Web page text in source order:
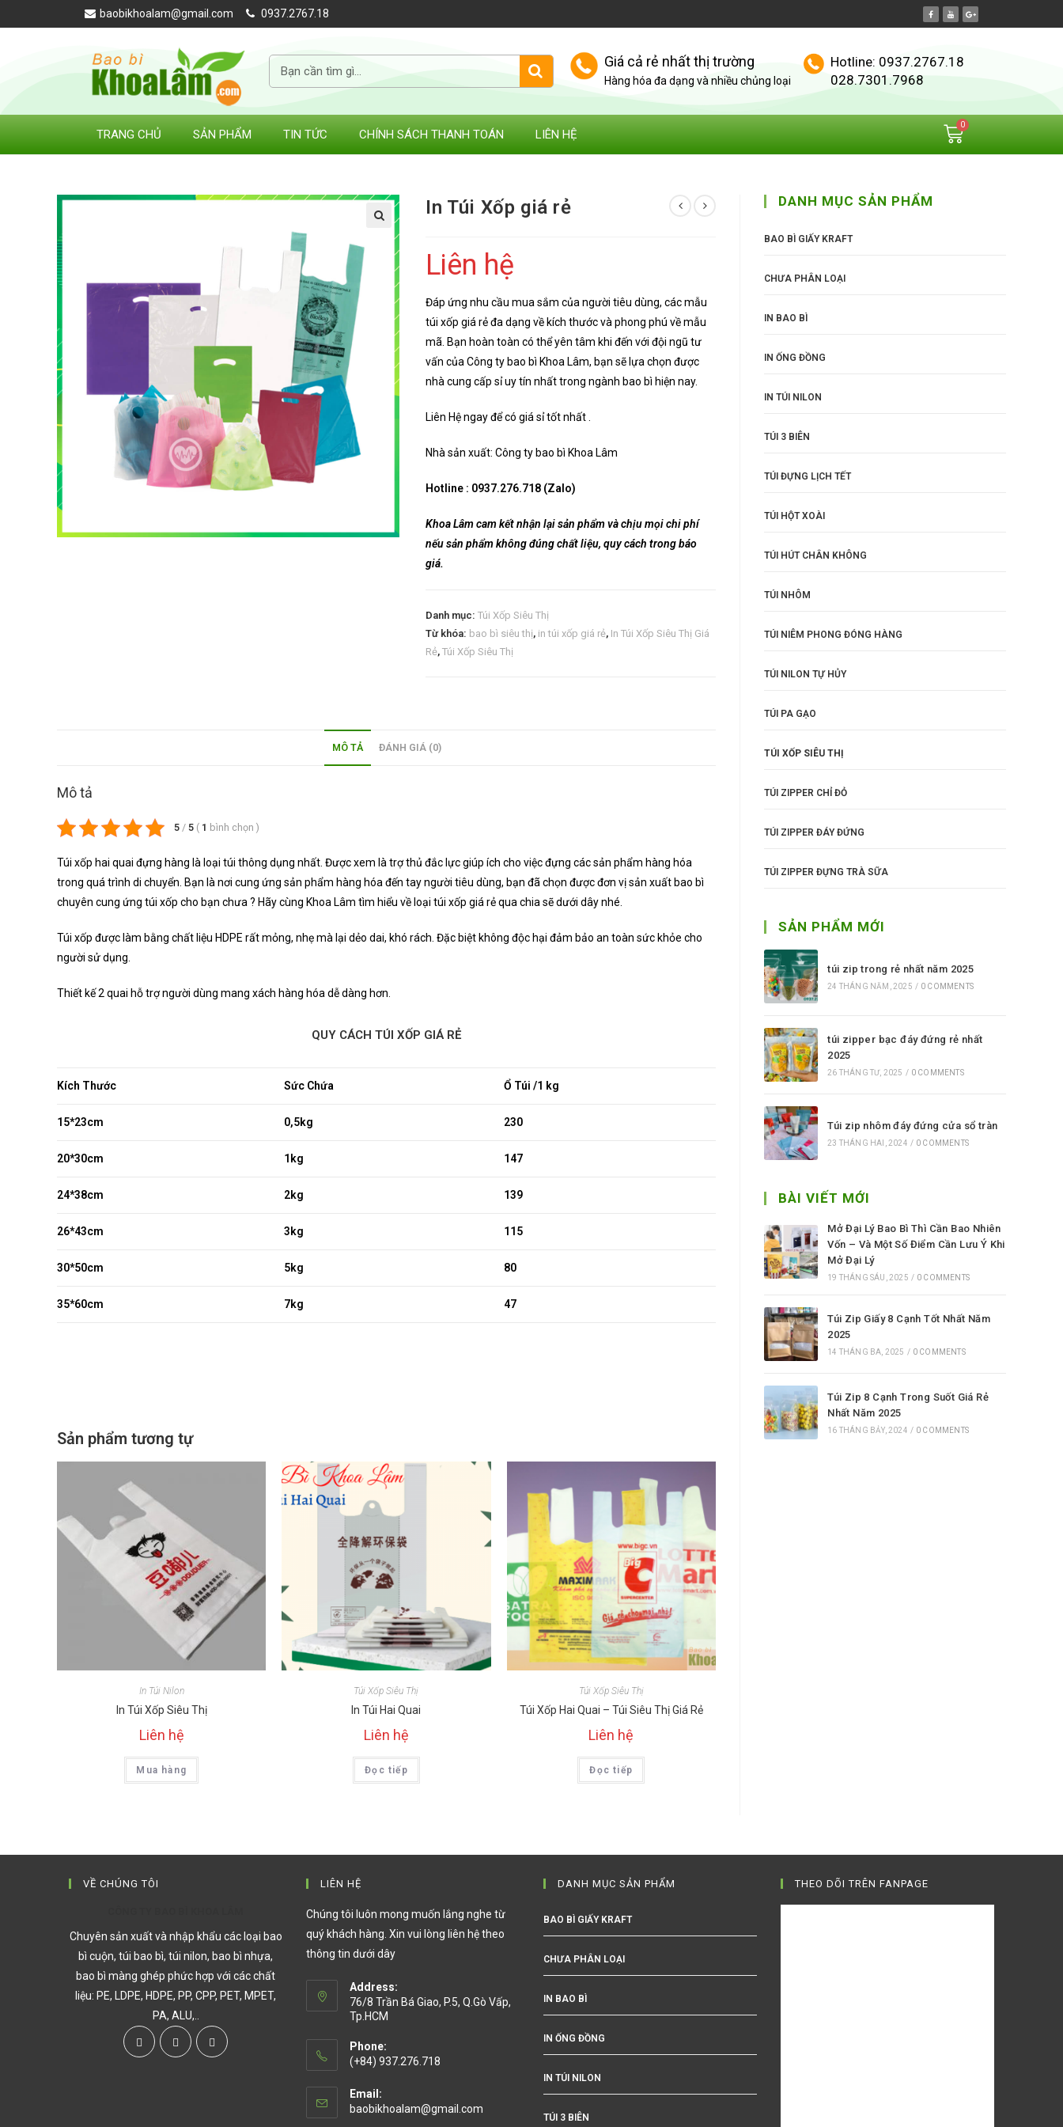
baobikhoalam@gmail.com 0937.2767.18
Giá cả rẻ nhất thị trường
Hàng hóa đa dạng và nhiều chủng loại
Hotline: 0937.2767.18
028.7301.7968
TRANG CHỦ SẢN PHẨM TIN TỨC CHÍNH SÁCH THANH TOÁN LIÊN HỆ
In Túi Xốp giá rẻ
Liên hệ
Đáp ứng nhu cầu mua sắm của người tiêu dùng, các mẫu
túi xốp giá rẻ đa dạng về kích thước và phong phú về mẫu
mã. Bạn hoàn toàn có thể yên tâm khi đến với đội ngũ tư
vấn của Công ty bao bì Khoa Lâm, bạn sẽ lựa chọn được
nhà cung cấp sỉ uy tín nhất trong ngành bao bì hiện nay.
Liên Hệ ngay để có giá sỉ tốt nhất .
Nhà sản xuất: Công ty bao bì Khoa Lâm
Hotline : 0937.276.718 (Zalo)
Khoa Lâm cam kết nhận lại sản phẩm và chịu mọi chi phí
nếu sản phẩm không đúng chất liệu, quy cách trong báo
giá.
Danh mục:Túi Xốp Siêu Thị
Từ khóa: bao bì siêu thị, in túi xốp giá rẻ, In Túi Xốp Siêu Thị Giá
Rẻ,Túi Xốp Siêu Thị
MÔ TẢ ĐÁNH GIÁ (0)
Mô tả
5 / 5 ( 1 bình chọn )
Túi xốp hai quai đựng hàng là loại túi thông dụng nhất. Được xem là trợ thủ đắc lực giúp ích cho việc đựng các sản phẩm hàng hóa
trong quá trình di chuyển. Bạn là nơi cung ứng sản phẩm hàng hóa đến tay người tiêu dùng, bạn đã chọn được đơn vị sản xuất bao bì
chuyên cung ứng túi xốp cho bạn chưa ? Hãy cùng Khoa Lâm tìm hiểu về loại túi xốp giá rẻ qua chia sẽ dưới dây nhé.
Túi xốp được làm bằng chất liệu HDPE rất mỏng, nhẹ mà lại dẻo dai, khó rách. Đặc biệt không độc hại đảm bảo an toàn sức khỏe cho
người sử dụng.
Thiết kế 2 quai hỗ trợ người dùng mang xách hàng hóa dễ dàng hơn.
QUY CÁCH TÚI XỐP GIÁ RẺ
Kích Thước Sức Chứa Ổ Túi /1 kg
15*23cm 0,5kg 230
20*30cm 1kg 147
24*38cm 2kg 139
26*43cm 3kg 115
30*50cm 5kg 80
35*60cm 7kg 47
Sản phẩm tương tự
In Túi Nilon
In Túi Xốp Siêu Thị
Liên hệ
Mua hàng
Túi Xốp Siêu Thị
In Túi Hai Quai
Liên hệ
Đọc tiếp
Túi Xốp Siêu Thị
Túi Xốp Hai Quai – Túi Siêu Thị Giá Rẻ
Liên hệ
Đọc tiếp
DANH MỤC SẢN PHẨM
BAO BÌ GIẤY KRAFT
CHƯA PHÂN LOẠI
IN BAO BÌ
IN ỐNG ĐỒNG
IN TÚI NILON
TÚI 3 BIÊN
TÚI ĐỰNG LỊCH TẾT
TÚI HỘT XOÀI
TÚI HÚT CHÂN KHÔNG
TÚI NHÔM
TÚI NIÊM PHONG ĐÓNG HÀNG
TÚI NILON TỰ HỦY
TÚI PA GẠO
TÚI XỐP SIÊU THỊ
TÚI ZIPPER CHỈ ĐỎ
TÚI ZIPPER ĐÁY ĐỨNG
TÚI ZIPPER ĐỰNG TRÀ SỮA
SẢN PHẨM MỚI
túi zip trong rẻ nhất năm 2025
24 THÁNG NĂM, 2025 / 0 COMMENTS
túi zipper bạc đáy đứng rẻ nhất
2025
26 THÁNG TƯ, 2025 / 0 COMMENTS
Túi zip nhôm đáy đứng cửa sổ tràn
23 THÁNG HAI, 2024 / 0 COMMENTS
BÀI VIẾT MỚI
Mở Đại Lý Bao Bì Thì Cần Bao Nhiên
Vốn – Và Một Số Điểm Cần Lưu Ý Khi
Mở Đại Lý
19 THÁNG SÁU, 2025 / 0 COMMENTS
Túi Zip Giấy 8 Cạnh Tốt Nhất Năm
2025
14 THÁNG BA, 2025 / 0 COMMENTS
Túi Zip 8 Cạnh Trong Suốt Giá Rẻ
Nhất Năm 2025
16 THÁNG BẢY, 2024 / 0 COMMENTS
VỀ CHÚNG TÔI
Chuyên sản xuất và nhập khẩu các loại bao
bì cuộn, túi bao bì, túi nilon, bao bì nhựa,
bao bì màng ghép phức hợp với các chất
liệu: PE, LDPE, HDPE, PP, CPP, PET, MPET,
PA, ALU,..
LIÊN HỆ
Chúng tôi luôn mong muốn lắng nghe từ
quý khách hàng. Xin vui lòng liên hệ theo
thông tin dưới dây
Address:
76/8 Trần Bá Giao, P.5, Q.Gò Vấp,
Tp.HCM
Phone:
(+84) 937.276.718
Email:
baobikhoalam@gmail.com
DANH MỤC SẢN PHẨM
BAO BÌ GIẤY KRAFT
CHƯA PHÂN LOẠI
IN BAO BÌ
IN ỐNG ĐỒNG
IN TÚI NILON
TÚI 3 BIÊN
THEO DÕI TRÊN FANPAGE